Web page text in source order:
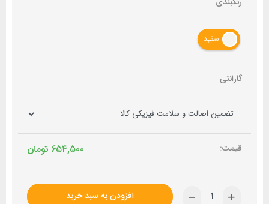
سفید
گارانتی
تومان ۶۵۴,۵۰۰
افزودن به سبد خرید